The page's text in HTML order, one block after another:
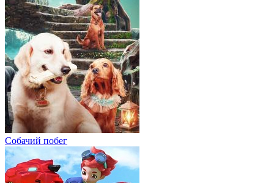
Собачий побег